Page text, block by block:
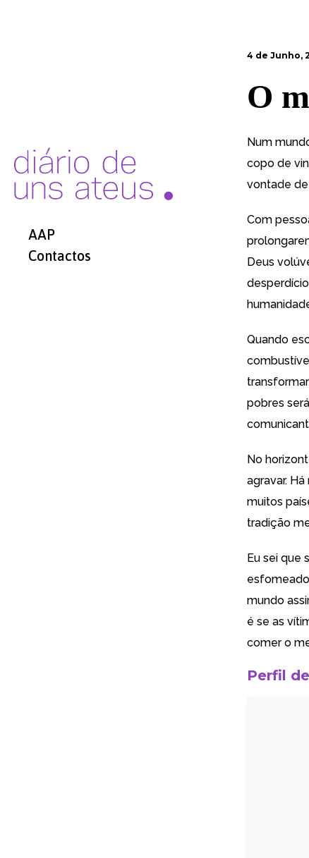
AAP
Contactos
4 de Junho,
O
Num
copo de
vontade
Com
Deus
Quando
pobres
No
agravar.
muitos
tradição
Eu sei que
mundo
é se as
comer o
Perfil